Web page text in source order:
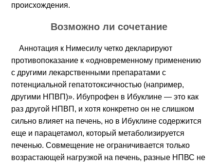
происхождения.
Возможно ли сочетание
Аннотация к Нимесилу четко декларируют
противопоказание к «одновременному применению
с другими лекарственными препаратами с
потенциальной гепатотоксичностью (например,
другими НПВП)». Ибупрофен в Ибуклине — это как
раз другой НПВП, и хотя конкретно он не слишком
сильно влияет на печень, но в Ибуклине содержится
еще и парацетамол, который метаболизируется
печенью. Совмещение не ограничивается только
возрастающей нагрузкой на печень, разные НПВС не